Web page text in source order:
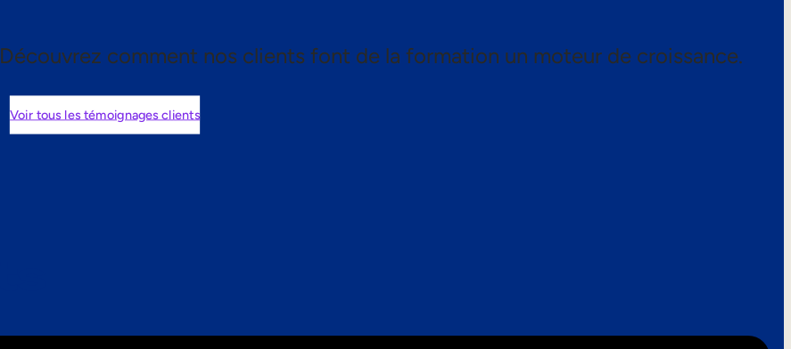
Découvrez comment nos clients font de la formation un moteur de croissance.
Voir tous les témoignages clients